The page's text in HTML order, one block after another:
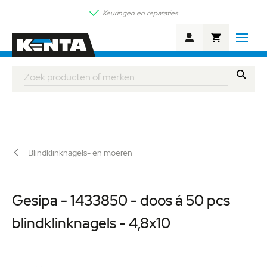
Keuringen en reparaties
Winkelwagen
Blindklinknagels- en moeren
Gesipa - 1433850 - doos á 50 pcs
blindklinknagels - 4,8x10